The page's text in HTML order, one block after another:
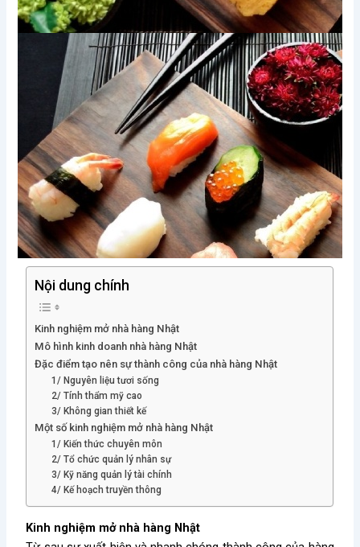
Nội dung chính
Kinh nghiệm mở nhà hàng Nhật
Mô hình kinh doanh nhà hàng Nhật
Đặc điểm tạo nên sự thành công của nhà hàng Nhật
1/ Nguyên liệu tươi sống
2/ Tính thẩm mỹ cao
3/ Không gian thiết kế
Một số kinh nghiệm mở nhà hàng Nhật
1/ Kiến thức chuyên môn
2/ Tổ chức quản lý nhân sự
3/ Kỹ năng quản lý tài chính
4/ Kế hoạch truyền thông
Kinh nghiệm mở nhà hàng Nhật